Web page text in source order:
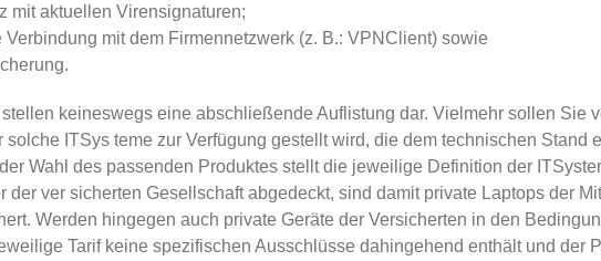
mit aktuellen Virensignaturen;
Verbindung mit dem Firmennetzwerk (z. B.: VPN­Client) sowie
keineswegs eine abschließende Auflistung dar. Vielmehr sollen Sie
solche IT­Sys­ teme zur Verfügung gestellt wird, die dem technischen Stand
Wahl des passenden Produktes stellt die jeweilige Definition der
der ver­ sicherten Gesellschaft abgedeckt, sind damit private Laptops der
Werden hingegen auch private Gerä­te der Versicherten in den
Tarif keine spezifischen Ausschlüsse dahingehend enthält und der